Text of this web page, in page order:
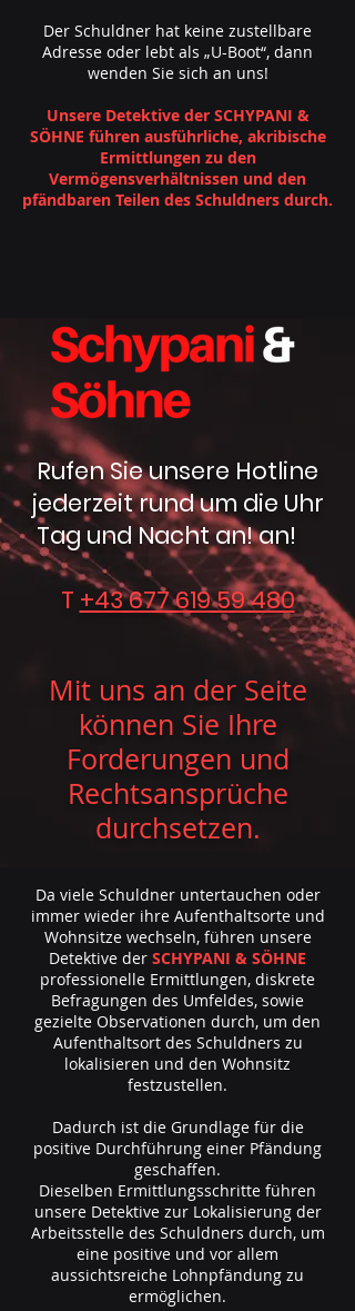
Der Schuldner hat keine zustellbare
Adresse oder lebt als „U-Boot“, dann
wenden Sie sich an uns!
Unsere Detektive der SCHYPANI &
SÖHNE führen ausführliche, akribische
Ermittlungen zu den
Vermögensverhältnissen und den
pfändbaren Teilen des Schuldners durch.
Rufen Sie unsere Hotline
jederzeit rund um die Uhr
Tag und Nacht an! an!
T +43 677 619 59 480
Mit uns an der Seite
können Sie Ihre
Forderungen und
Rechtsansprüche
durchsetzen.
Da viele Schuldner untertauchen oder
immer wieder ihre Aufenthaltsorte und
Wohnsitze wechseln, führen unsere
Detektive der SCHYPANI & SÖHNE
professionelle Ermittlungen, diskrete
Befragungen des Umfeldes, sowie
gezielte Observationen durch, um den
Aufenthaltsort des Schuldners zu
lokalisieren und den Wohnsitz
festzustellen.
Dadurch ist die Grundlage für die
positive Durchführung einer Pfändung
geschaffen.
Dieselben Ermittlungsschritte führen
unsere Detektive zur Lokalisierung der
Arbeitsstelle des Schuldners durch, um
eine positive und vor allem
aussichtsreiche Lohnpfändung zu
ermöglichen.